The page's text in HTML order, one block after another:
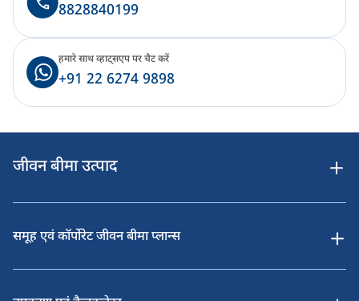
8828840199
+91 22 6274 9898
हमारे साथ व्हाट्सएप पर चैट करें
जीवन बीमा उत्पाद
समूह एवं कॉर्पोरेट जीवन बीमा प्लान्स